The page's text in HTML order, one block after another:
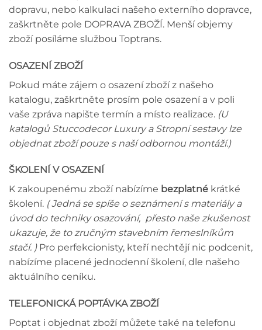
dopravu, nebo kalkulaci našeho externího dopravce,
zaškrtněte pole DOPRAVA ZBOŽÍ. Menší objemy
zboží posíláme službou Toptrans.
OSAZENÍ ZBOŽÍ
Pokud máte zájem o osazení zboží z našeho
katalogu, zaškrtněte prosím pole osazení a v poli
vaše zpráva napište termín a místo realizace. (U
katalogů Stuccodecor Luxury a Stropní sestavy lze
objednat zboží pouze s naší odbornou montáží.)
ŠKOLENÍ V OSAZENÍ
K zakoupenému zboží nabízíme bezplatné krátké
školení. ( Jedná se spíše o seznámení s materiály a
úvod do techniky osazování, přesto naše zkušenost
ukazuje, že to zručným stavebním řemeslníkům
stačí. )Pro perfekcionisty, kteří nechtějí nic podcenit,
nabízíme placené jednodenní školení, dle našeho
aktuálního ceníku.
TELEFONICKÁ POPTÁVKA ZBOŽÍ
Poptat i objednat zboží můžete také na telefonu